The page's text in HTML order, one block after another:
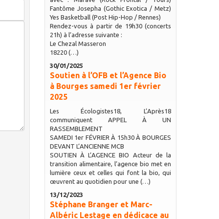
Fantôme Josepha (Gothic Exotica / Metz)
Yes Basketball (Post Hip-Hop / Rennes)
Rendez-vous à partir de 19h30 (concerts
21h) à l’adresse suivante :
Le Chezal Masseron
18220 (…)
30/01/2025
Soutien à l’OFB et l’Agence Bio
à Bourges samedi 1er février
2025
Les Écologistes18, L’Après18
communiquent APPEL À UN
RASSEMBLEMENT
SAMEDI 1er FÉVRIER À 15h30 À BOURGES
DEVANT L’ANCIENNE MCB
SOUTIEN À L’AGENCE BIO Acteur de la
transition alimentaire, l’agence bio met en
lumière ceux et celles qui font la bio, qui
œuvrent au quotidien pour une (…)
13/12/2023
Stéphane Branger et Marc-
Albéric Lestage en dédicace au